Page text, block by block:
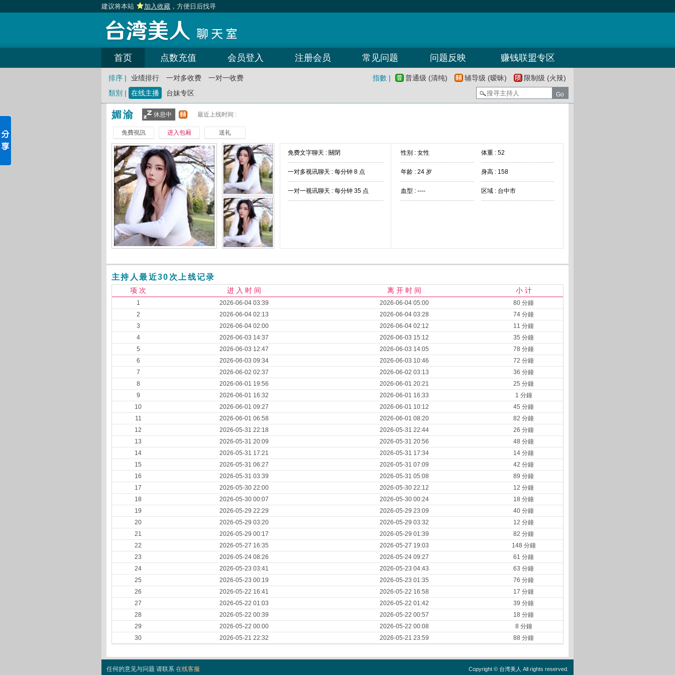
建议将本站 加入收藏 ，方便日后找寻
首页 点数充值 会员登入 注册会员 常见问题 问题反映 赚钱联盟专区
排序 | 业绩排行 一对多收费 一对一收费 指數 | 普通级 (清纯) 辅导级 (暧昧)
限制级 (火辣)
類別 |
在线主播 台妹专区
媚渝 休息中 最近上线时间 :
免費視訊 进入包厢 送礼
免费文字聊天 : 關閉
一对多视讯聊天 : 每分钟 8 点
一对一视讯聊天 : 每分钟 35 点
性别 : 女性 体重 : 52
年龄 : 24 岁 身高 : 158
血型 : ---- 区域 : 台中市
主持人最近30次上线记录
项 次 进 入 时 间 离 开 时 间 小 计
1 2026-06-04 03:39 2026-06-04 05:00
80 分鐘
2
2026-06-04 02:13 2026-06-04 03:28
74 分鐘
3
2026-06-04 02:00 2026-06-04 02:12
11 分鐘
4
2026-06-03 14:37 2026-06-03 15:12
35 分鐘
5
2026-06-03 12:47 2026-06-03 14:05
78 分鐘
6
2026-06-03 09:34 2026-06-03 10:46
72 分鐘
7
2026-06-02 02:37 2026-06-02 03:13
36 分鐘
8
2026-06-01 19:56 2026-06-01 20:21
25 分鐘
9
2026-06-01 16:32 2026-06-01 16:33
1 分鐘
10
2026-06-01 09:27 2026-06-01 10:12
45 分鐘
11
2026-06-01 06:58 2026-06-01 08:20
82 分鐘
12
2026-05-31 22:18 2026-05-31 22:44
26 分鐘
13
2026-05-31 20:09 2026-05-31 20:56
48 分鐘
14
2026-05-31 17:21 2026-05-31 17:34
14 分鐘
15
2026-05-31 06:27 2026-05-31 07:09
42 分鐘
16
2026-05-31 03:39 2026-05-31 05:08
89 分鐘
17
2026-05-30 22:00 2026-05-30 22:12
12 分鐘
18
2026-05-30 00:07 2026-05-30 00:24
18 分鐘
19
2026-05-29 22:29 2026-05-29 23:09
40 分鐘
20
2026-05-29 03:20 2026-05-29 03:32
12 分鐘
21
2026-05-29 00:17 2026-05-29 01:39
82 分鐘
22
2026-05-27 16:35 2026-05-27 19:03
148 分鐘
23
2026-05-24 08:26 2026-05-24 09:27
61 分鐘
24
2026-05-23 03:41 2026-05-23 04:43
63 分鐘
25
2026-05-23 00:19 2026-05-23 01:35
76 分鐘
26
2026-05-22 16:41 2026-05-22 16:58
17 分鐘
27
2026-05-22 01:03 2026-05-22 01:42
39 分鐘
28
2026-05-22 00:39 2026-05-22 00:57
18 分鐘
29
2026-05-22 00:00 2026-05-22 00:08
8 分鐘
30
2026-05-21 22:32 2026-05-21 23:59 88 分鐘
任何的意见与问题 请联系 在线客服 Copyright © 台湾美人 All rights reserved.